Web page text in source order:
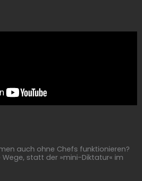
auch ohne Chefs funktionieren?
statt der »mini-Diktatur« im